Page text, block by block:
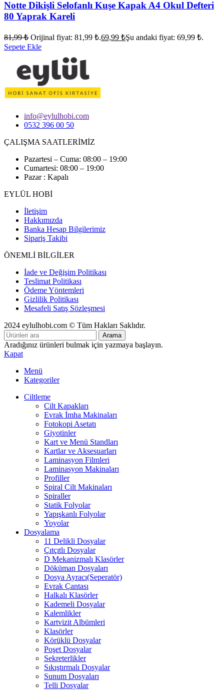
Notte Dikişli Selofanlı Kuşe Kapak A4 Okul Defteri
80 Yaprak Kareli
81,99₺ Orijinal fiyat: 81,99 ₺.69,99 ₺Şu andaki fiyat: 69,99 ₺.
Sepete Ekle
info@eylulhobi.com
0532 396 00 50
ÇALIŞMA SAATLERİMİZ
Pazartesi – Cuma: 08:00 – 19:00
Cumartesi: 08:00 – 19:00
Pazar : Kapalı
EYLÜL HOBİ
İletişim
Hakkımızda
Banka Hesap Bilgilerimiz
Sipariş Takibi
ÖNEMLİ BİLGİLER
İade ve Değişim Politikası
Teslimat Politikası
Ödeme Yöntemleri
Gizlilik Politikası
Mesafeli Satış Sözleşmesi
2024 eylulhobi.com © Tüm Hakları Saklıdır.
Arama
Aradığınız ürünleri bulmak için yazmaya başlayın.
Kapat
Menü
Kategoriler
Ciltleme
Cilt Kapakları
Evrak İmha Makinaları
Fotokopi Asetatı
Giyotinler
Kart ve Menü Standları
Kartlar ve Aksesuarları
Laminasyon Filmleri
Laminasyon Makinaları
Profiller
Spiral Cilt Makinaları
Spiraller
Statik Folyolar
Yapışkanlı Folyolar
Yoyolar
Dosyalama
11 Delikli Dosyalar
Çıtçıtlı Dosyalar
D Mekanizmalı Klasörler
Döküman Dosyaları
Dosya Ayracı(Seperatör)
Evrak Çantası
Halkalı Klasörler
Kademeli Dosyalar
Kalemlikler
Kartvizit Albümleri
Klasörler
Körüklü Dosyalar
Poşet Dosyalar
Sekreterlikler
Sıkıştırmalı Dosyalar
Sunum Dosyaları
Telli Dosyalar